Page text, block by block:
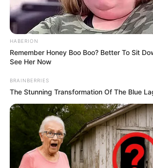
HABERION
Remember Honey Boo Boo? Better To Sit
See Her Now
BRAINBERRIES
The Stunning Transformation Of The Blue